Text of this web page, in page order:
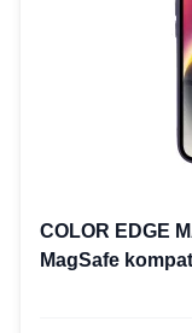
COLOR EDGE
MagSafe